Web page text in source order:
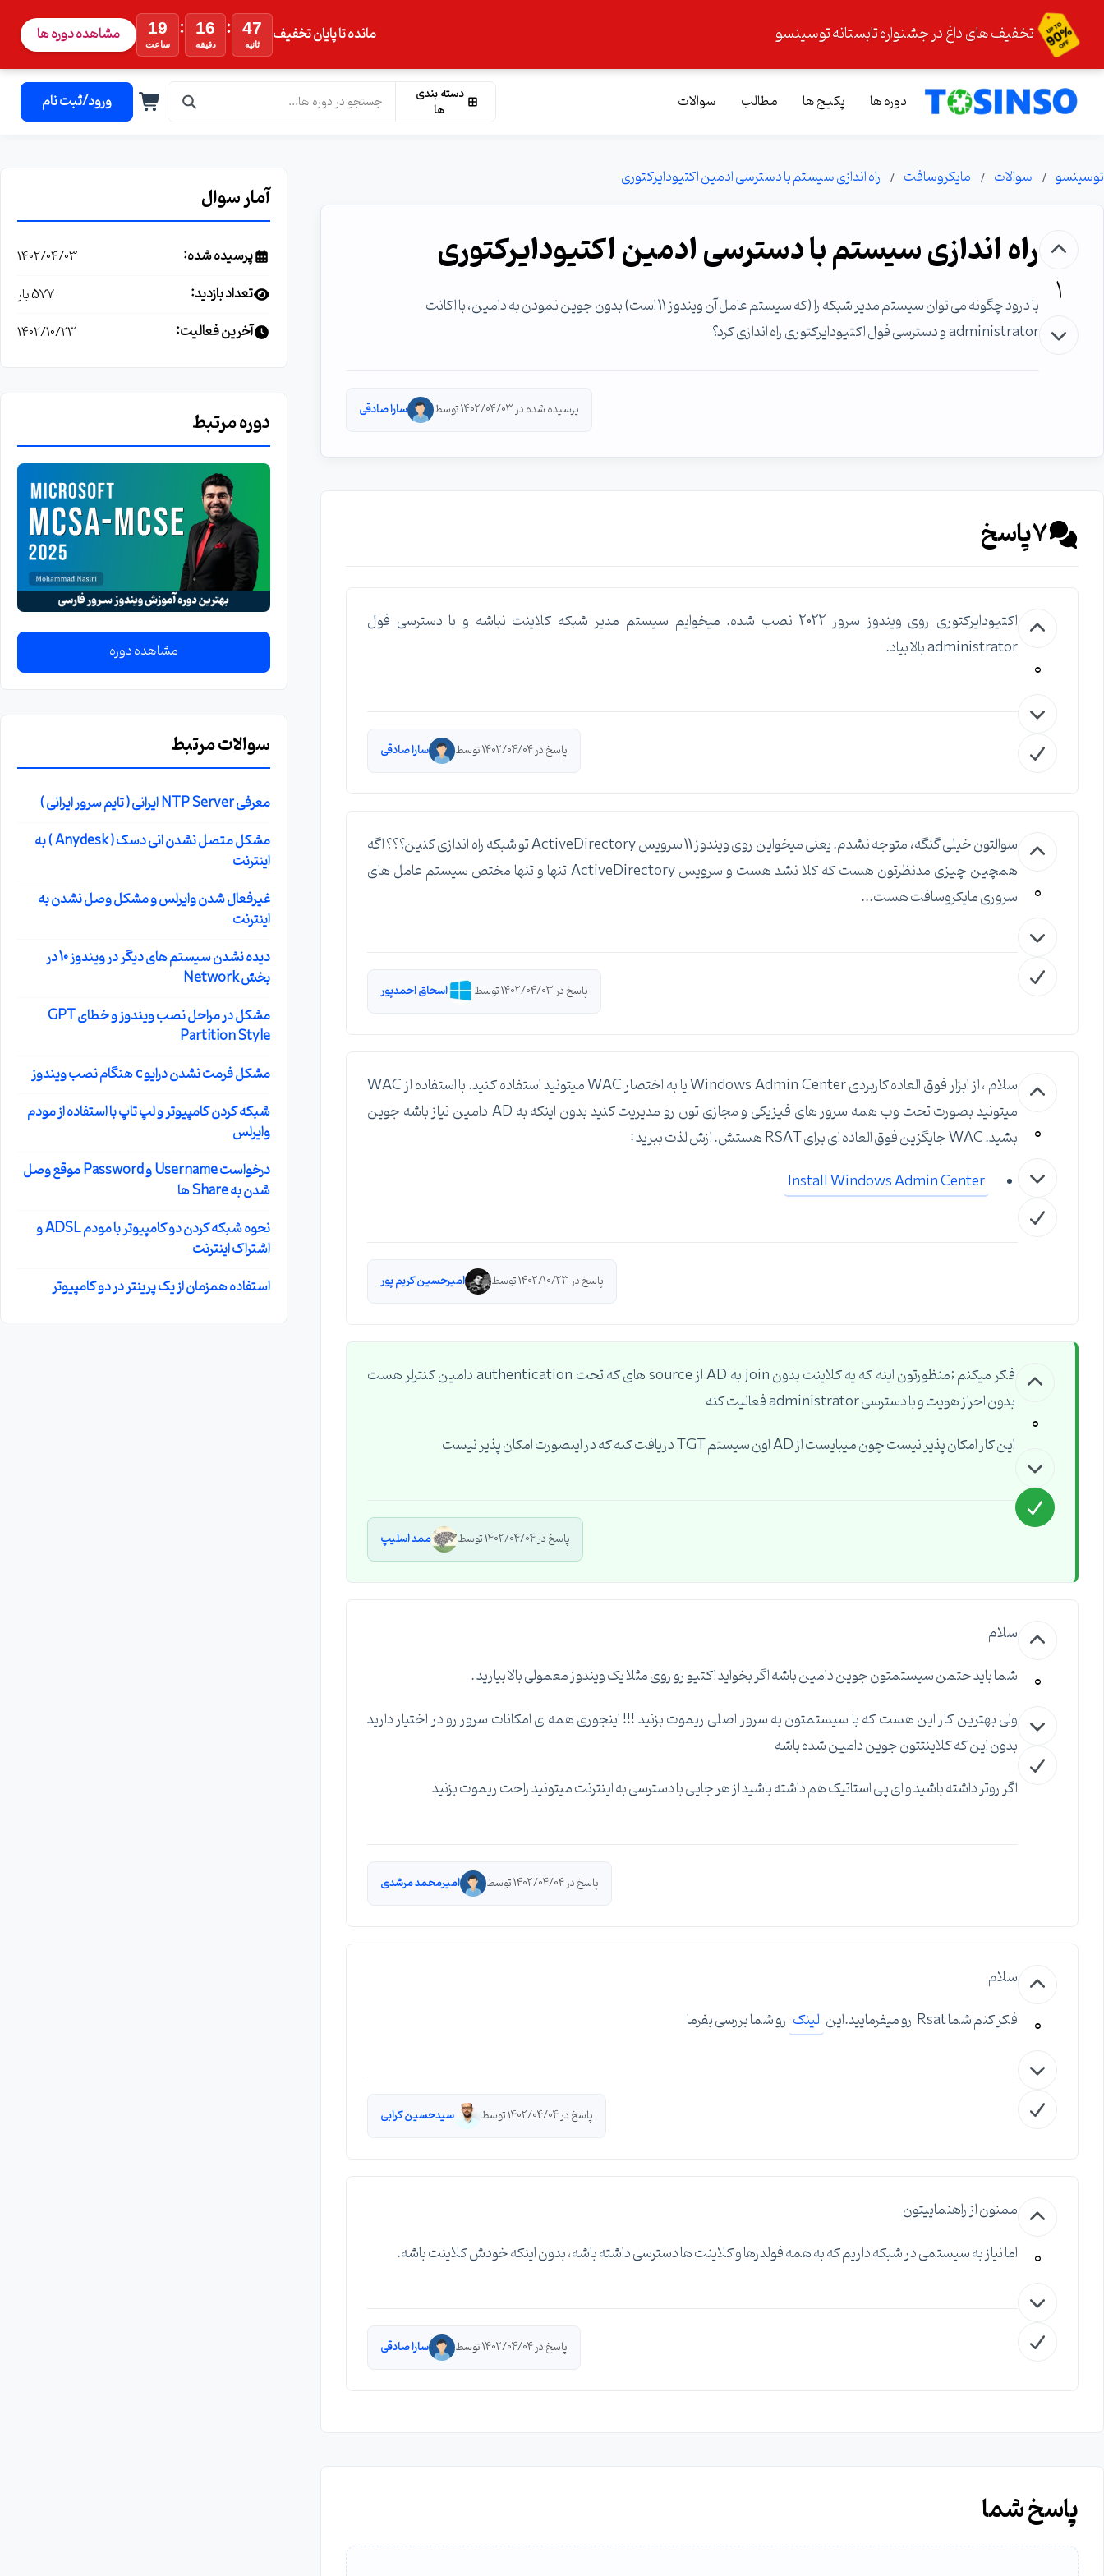
تخفیف های داغ در جشنواره تابستانه توسینسو مانده تا پایان تخفیف 19
ساعت
: 16
دقیقه
: 46
ثانیه مشاهده دوره ها
دوره ها پکیج ها مطالب سوالات
دسته بندی
ها
ورود/ثبت نام
توسینسو سوالات مایکروسافت راه اندازی سیستم با دسترسی ادمین اکتیودایرکتوری
1
راه اندازی سیستم با دسترسی ادمین اکتیودایرکتوری
با درود چگونه می توان سیستم مدیر شبکه را (که سیستم عامل آن ویندوز 11 است) بدون جوین نمودن به دامین، با اکانت
administrator و دسترسی فول اکتیودایرکتوری راه اندازی کرد؟
پرسیده شده در 1402/04/03 توسط سارا صادقی
7پاسخ
0
اکتیودایرکتوری روی ویندوز سرور 2022 نصب شده. میخوایم سیستم مدیر شبکه کلاینت نباشه و با دسترسی فول
administrator بالا بیاد.
پاسخ در 1402/04/04 توسط سارا صادقی
0
سوالتون خیلی گنگه، متوجه نشدم. یعنی میخواین روی ویندوز 11 سرویس ActiveDirectory تو شبکه راه اندازی کنین؟؟؟ اگه
همچین چیزی مدنظرتون هست که کلا نشد هست و سرویس ActiveDirectory تنها و تنها مختص سیستم عامل های
سروری مایکروسافت هست...
پاسخ در 1402/04/03 توسط اسحاق احمدپور
0
سلام ، از ابزار فوق العاده کاربردی Windows Admin Center یا به اختصار WAC میتونید استفاده کنید. با استفاده از WAC
میتونید بصورت تحت وب همه سرور های فیزیکی و مجازی تون رو مدیریت کنید بدون اینکه به AD دامین نیاز باشه جوین
بشید. WAC جایگزین فوق العاده ای برای RSAT هستش. ازش لذت ببرید :
Install Windows Admin Center
پاسخ در 1402/10/23 توسط امیرحسین کریم پور
0
فکر میکنم ;منظورتون اینه که یه کلاینت بدون join به AD از source های که تحت authentication دامین کنترلر هست
بدون احراز هویت و با دسترسی administrator فعالیت کنه
این کار امکان پذیر نیست چون میبایست از AD اون سیستم TGT دریافت کنه که در اینصورت امکان پذیر نیست
پاسخ در 1402/04/04 توسط ممد اسلیپ
0
سلام
شما باید حتمن سیستمتون جوین دامین باشه اگر بخواید اکتیو رو روی مثلا یک ویندوز معمولی بالا بیارید .
ولی بهترین کار این هست که با سیستمتون به سرور اصلی ریموت بزنید !!! اینجوری همه ی امکانات سرور رو در اختیار دارید
بدون این که کلاینتتون جوین دامین شده باشه
اگر روتر داشته باشید و ای پی استاتیک هم داشته باشید از هر جایی با دسترسی به اینترنت میتونید راحت ریموت بزنید
پاسخ در 1402/04/04 توسط امیرمحمد مرشدی
0
سلام
فکر کنم شما Rsat رو میفرمایید.این لینک رو شما بررسی بفرما
پاسخ در 1402/04/04 توسط سیدحسین کرابی
0
ممنون از راهنماییتون
اما نیاز به سیستمی در شبکه داریم که به همه فولدرها و کلاینت ها دسترسی داشته باشه، بدون اینکه خودش کلاینت باشه.
پاسخ در 1402/04/04 توسط سارا صادقی
پاسخ شما
آمار سوال
پرسیده شده: 1402/04/03
تعداد بازدید: 577 بار
آخرین فعالیت: 1402/10/23
دوره مرتبط
مشاهده دوره
سوالات مرتبط
معرفی NTP Server ایرانی ( تایم سرور ایرانی )
مشکل متصل نشدن انی دسک ( Anydesk ) به
اینترنت
غیرفعال شدن وایرلس و مشکل وصل نشدن به
اینترنت
دیده نشدن سیستم های دیگر در ویندوز 10 در
بخش Network
مشکل در مراحل نصب ویندوز و خطای GPT
Partition Style
مشکل فرمت نشدن درایو c هنگام نصب ویندوز
شبکه کردن کامپیوتر و لپ تاپ با استفاده از مودم
وایرلس
درخواست Username و Password موقع وصل
شدن به Share ها
نحوه شبکه کردن دو کامپیوتر با مودم ADSL و
اشتراک اینترنت
استفاده همزمان از یک پرینتر در دو کامپیوتر